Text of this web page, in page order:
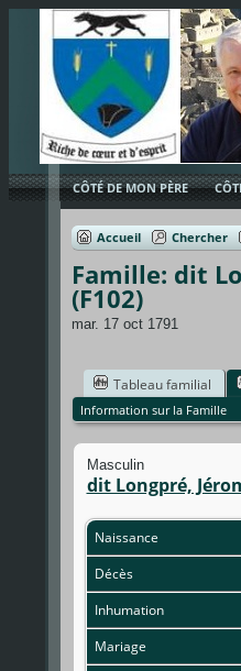
CÔTÉ DE MON PÈRE
Accueil Chercher
Famille: dit
(F102)
mar. 17 oct 1791
Tableau familial
Information sur la Famille
Masculin
dit Longpré,
Naissance
Décès
Inhumation
Mariage